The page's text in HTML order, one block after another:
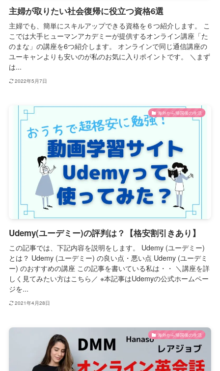
主婦が取りたい社会復帰に役立つ資格6選
主婦でも、簡単にスキルアップできる資格を６つ紹介します。 こ
こでは大手ヒューマンアカデミーが提供するオンライン講座「た
のまな」の講座を6つ紹介します。 オンラインで同じ通信講座の
ユーキャンよりも安いのが私のお気に入りポイントです。 ＼まず
は...
2022年5月7日
海外から帰国後の生活
Udemy(ユーデミー)の評判は？【格安割引きあり】
この記事では、下記内容を説明をします。 Udemy (ユーデミー)
とは？ Udemy (ユーデミー) の良い点・悪い点 Udemy (ユーデミ
ー) のおすすめの講座 この記事を書いている私は・・ ＼講座を詳
しく見てみたい方はこちら／ ※本記事はUdemyの公式ホームペー
ジを...
2021年4月28日
海外から帰国後の生活